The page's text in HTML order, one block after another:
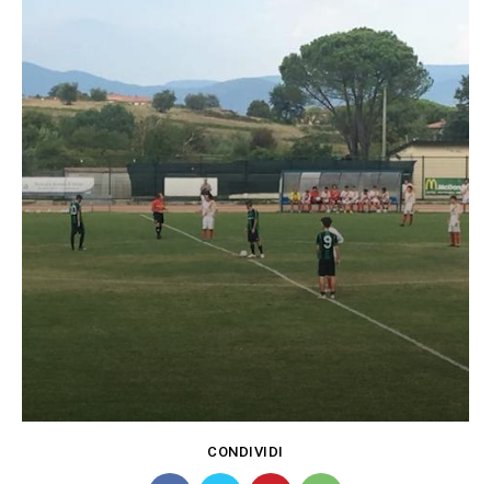
CONDIVIDI